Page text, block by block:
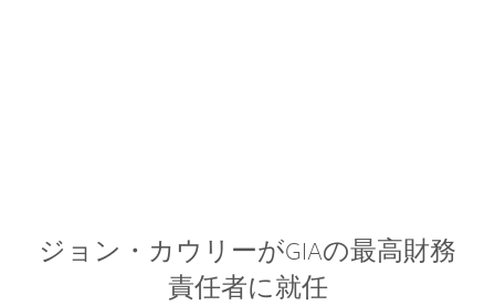
ジョン・カウリーがGIAの最高財務
責任者に就任